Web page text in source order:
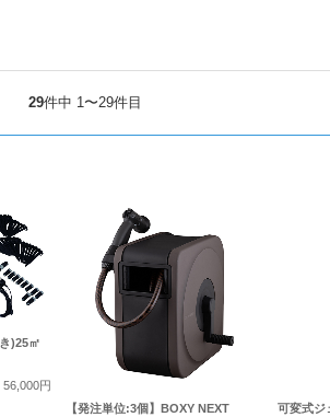
29件中 1〜29件目
)25㎡
56,000円
【発注単位:3個】BOXY NEXT
可変式ジ